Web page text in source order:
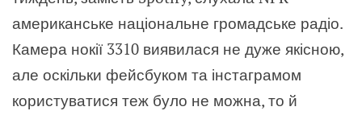
американське національне громадське радіо.
Камера нокії 3310 виявилася не дуже якісною,
але оскільки фейсбуком та інстаграмом
користуватися теж було не можна, то й